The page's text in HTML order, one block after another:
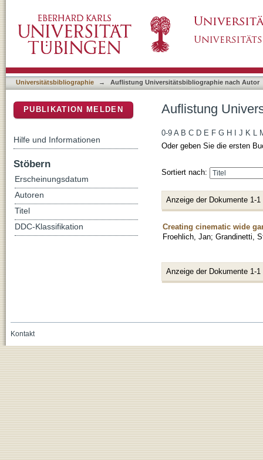
Universitätsbibliographie → Auflistung Universitätsbibliographie nach Autor
Auflistung
0-9 A B C D E F G H J K L
Oder geben Sie die ersten
Sortiert nach:
Anzeige der Dokumente 1-1
Creating cinematic wide
Froehlich, Jan; Grandinetti,
Anzeige der Dokumente 1-1
PUBLIKATION MELDEN
Hilfe und Informationen
Stöbern
Erscheinungsdatum
Autoren
Titel
DDC-Klassifikation
Kontakt